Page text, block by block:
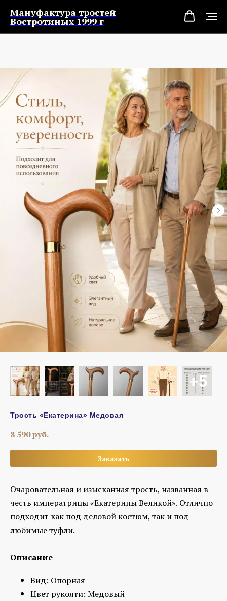
Мануфактура тростей
Востротиных 1999 г
Трость «Екатерина» Медовая
8 590руб.
Заказать
Очаровательная и изысканная трость, названная в
честь императрицы «Екатерины Великой». Отлично
подходит как под деловой костюм, так и под
любимые туфли.
Описание
Вид: Опорная
Цвет рукояти: Медовый